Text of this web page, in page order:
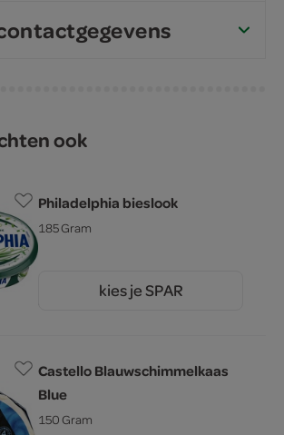
ook
Philadelphia bieslook
185 Gram
kies je SPAR
Castello Blauwschimmelkaas
Blue
150 Gram